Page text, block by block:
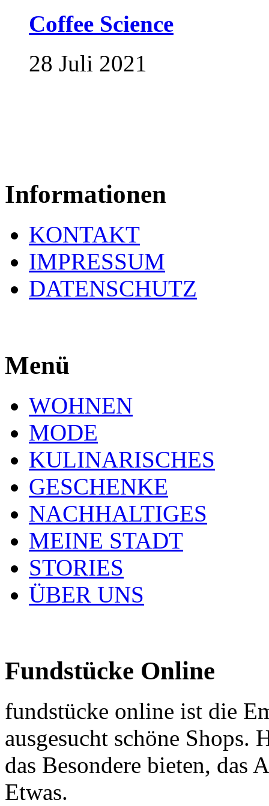
Coffee Science
28 Juli 2021
Informationen
KONTAKT
IMPRESSUM
DATENSCHUTZ
Menü
WOHNEN
MODE
KULINARISCHES
GESCHENKE
NACHHALTIGES
MEINE STADT
STORIES
ÜBER UNS
Fundstücke Online
fundstücke online ist die
ausgesucht schöne Shops.
das Besondere bieten, das
Etwas.